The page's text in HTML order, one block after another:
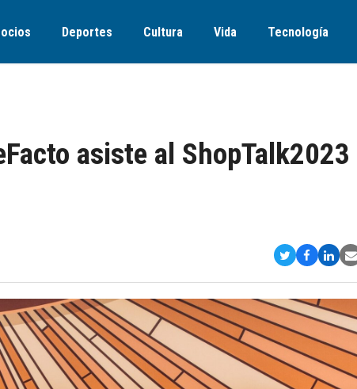
Deportes Cultura Vida Tecnología
asiste al ShopTalk2023
Compartir
Twitter